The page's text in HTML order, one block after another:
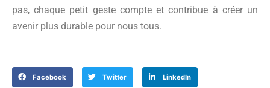
pas, chaque petit geste compte et contribue à créer un
avenir plus durable pour nous tous.
Facebook Twitter LinkedIn